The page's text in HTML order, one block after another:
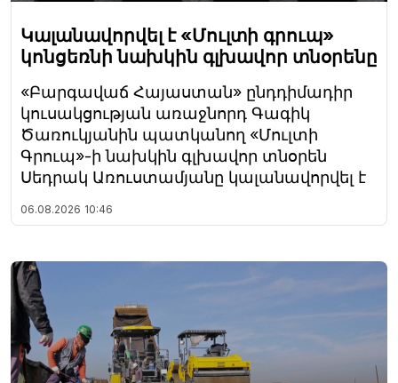
Կալանավորվել է «Մուլտի գրուպ»
կոնցեռնի նախկին գլխավոր տնօրենը
«Բարգավաճ Հայաստան» ընդդիմադիր
կուսակցության առաջնորդ Գագիկ
Ծառուկյանին պատկանող «Մուլտի
Գրուպ»-ի նախկին գլխավոր տնօրեն
Սեդրակ Առուստամյանը կալանավորվել է
06.08.2026 10:46